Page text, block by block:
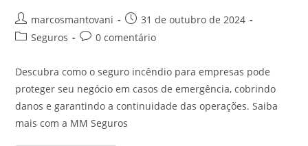
marcosmantovani
31 de outubro de 2024
Seguros
0 comentário
Descubra como o seguro incêndio para empresas pode
proteger seu negócio em casos de emergência, cobrindo
danos e garantindo a continuidade das operações. Saiba
mais com a MM Seguros